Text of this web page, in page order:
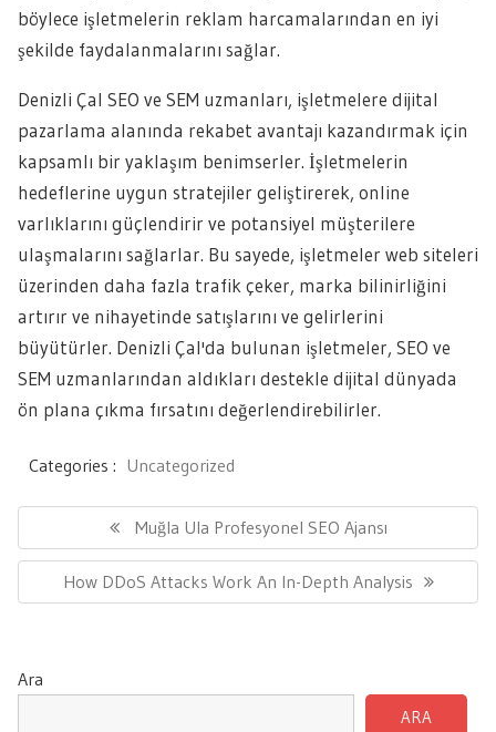
böylece işletmelerin reklam harcamalarından en iyi
şekilde faydalanmalarını sağlar.
Denizli Çal SEO ve SEM uzmanları, işletmelere dijital
pazarlama alanında rekabet avantajı kazandırmak için
kapsamlı bir yaklaşım benimserler. İşletmelerin
hedeflerine uygun stratejiler geliştirerek, online
varlıklarını güçlendirir ve potansiyel müşterilere
ulaşmalarını sağlarlar. Bu sayede, işletmeler web siteleri
üzerinden daha fazla trafik çeker, marka bilinirliğini
artırır ve nihayetinde satışlarını ve gelirlerini
büyütürler. Denizli Çal'da bulunan işletmeler, SEO ve
SEM uzmanlarından aldıkları destekle dijital dünyada
ön plana çıkma fırsatını değerlendirebilirler.
Categories : Uncategorized
Previous
Post:
Muğla Ula Profesyonel SEO Ajansı
Next
Post:
How DDoS Attacks Work An In-Depth Analysis
Ara
ARA